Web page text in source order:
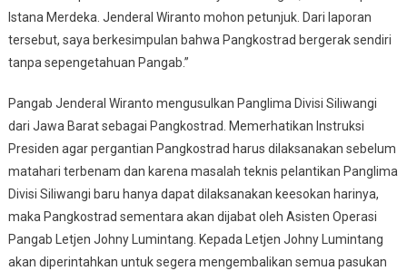
Istana Merdeka. Jenderal Wiranto mohon petunjuk. Dari laporan
tersebut, saya berkesimpulan bahwa Pangkostrad bergerak sendiri
tanpa sepengetahuan Pangab.”
Pangab Jenderal Wiranto mengusulkan Panglima Divisi Siliwangi
dari Jawa Barat sebagai Pangkostrad. Memerhatikan Instruksi
Presiden agar pergantian Pangkostrad harus dilaksanakan sebelum
matahari terbenam dan karena masalah teknis pelantikan Panglima
Divisi Siliwangi baru hanya dapat dilaksanakan keesokan harinya,
maka Pangkostrad sementara akan dijabat oleh Asisten Operasi
Pangab Letjen Johny Lumintang. Kepada Letjen Johny Lumintang
akan diperintahkan untuk segera mengembalikan semua pasukan